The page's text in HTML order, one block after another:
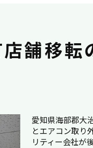
舗移転
愛知県海部郡大
とエアコン取り
リティー会社が